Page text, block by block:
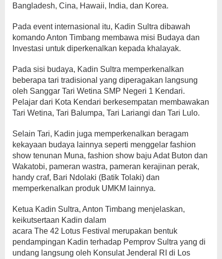
Bangladesh, Cina, Hawaii, India, dan Korea.
Pada event internasional itu, Kadin Sultra dibawah
komando Anton Timbang membawa misi Budaya dan
Investasi untuk diperkenalkan kepada khalayak.
Pada sisi budaya, Kadin Sultra memperkenalkan
beberapa tari tradisional yang diperagakan langsung
oleh Sanggar Tari Wetina SMP Negeri 1 Kendari.
Pelajar dari Kota Kendari berkesempatan membawakan
Tari Wetina, Tari Balumpa, Tari Lariangi dan Tari Lulo.
Selain Tari, Kadin juga memperkenalkan beragam
kekayaan budaya lainnya seperti menggelar fashion
show tenunan Muna, fashion show baju Adat Buton dan
Wakatobi, pameran wastra, pameran kerajinan perak,
handy craf, Bari Ndolaki (Batik Tolaki) dan
memperkenalkan produk UMKM lainnya.
Ketua Kadin Sultra, Anton Timbang menjelaskan,
keikutsertaan Kadin dalam
acara The 42 Lotus Festival merupakan bentuk
pendampingan Kadin terhadap Pemprov Sultra yang di
undang langsung oleh Konsulat Jenderal RI di Los